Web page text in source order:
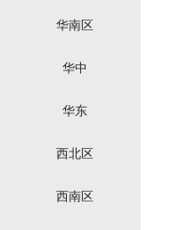
华南区
华中
华东
西北区
西南区